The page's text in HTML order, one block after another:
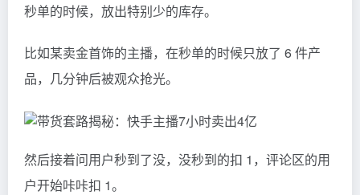
秒单的时候，放出特别少的库存。
比如某卖金首饰的主播，在秒单的时候只放了 6 件产
品，几分钟后被观众抢光。
然后接着问用户秒到了没，没秒到的扣 1，评论区的用
户开始咔咔扣 1。